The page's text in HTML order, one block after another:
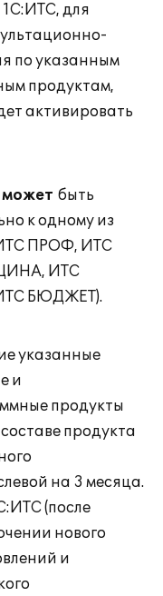
для
по указанным
продуктам,
активировать
может быть
к одному из
ПРОФ, ИТС
ИТС
БЮДЖЕТ).
указанные
и
продукты
продукта
на 3 месяца.
(после
нового
и